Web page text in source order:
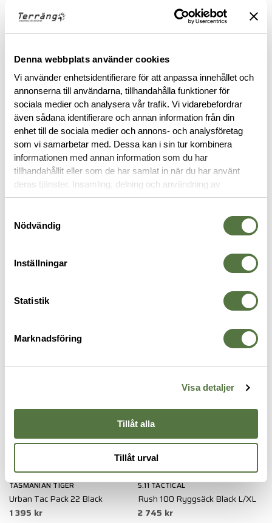
Denna webbplats använder cookies
Vi använder enhetsidentifierare för att anpassa innehållet och
annonserna till användarna, tillhandahålla funktioner för
sociala medier och analysera vår trafik. Vi vidarebefordrar
även sådana identifierare och annan information från din
enhet till de sociala medier och annons- och analysföretag
som vi samarbetar med. Dessa kan i sin tur kombinera
informationen med annan information som du har
tillhandahållit eller som de har samlat in när du har använt
deras tjänster. Insamling, delning och användning av
personuppgifter kan användas för personalisering av
Nödvändig
Inställningar
Statistik
Marknadsföring
Visa detaljer
Tillåt alla
Tillåt urval
Läs mer
FINNS I FÖLJANDE FÄRGER
BESKRIVNING
RECENSIONER
OM VARUMÄRKET
TASMANIAN TIGER
Urban Tac Pack 22 Black
1 395 kr
5.11 TACTICAL
Rush 100 Ryggsäck Black L/XL
2 745 kr